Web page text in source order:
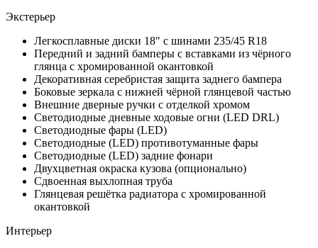
Экстерьер
Легкосплавные диски 18" с шинами 235/45 R18
Передний и задний бамперы с вставками из чёрного
глянца c хромированной окантовкой
Декоративная серебристая защита заднего бампера
Боковые зеркала с нижней чёрной глянцевой частью
Внешние дверные ручки с отделкой хромом
Светодиодные дневные ходовые огни (LED DRL)
Светодиодные фары (LED)
Светодиодные (LED) противотуманные фары
Светодиодные (LED) задние фонари
Двухцветная окраска кузова (опционально)
Сдвоенная выхлопная труба
Глянцевая решётка радиатора с хромированной
окантовкой
Интерьер